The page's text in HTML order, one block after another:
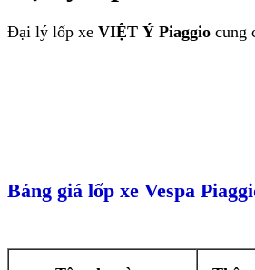
Đại lý lốp xe VIỆT Ý Piaggio cung
Bảng giá lốp xe Vespa